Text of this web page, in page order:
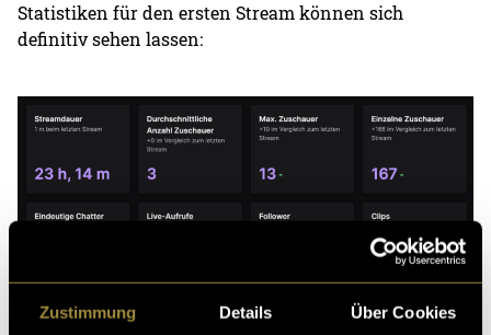
Zustimmung Details Über Cookies
Statistiken für den ersten Stream können sich
definitiv sehen lassen: